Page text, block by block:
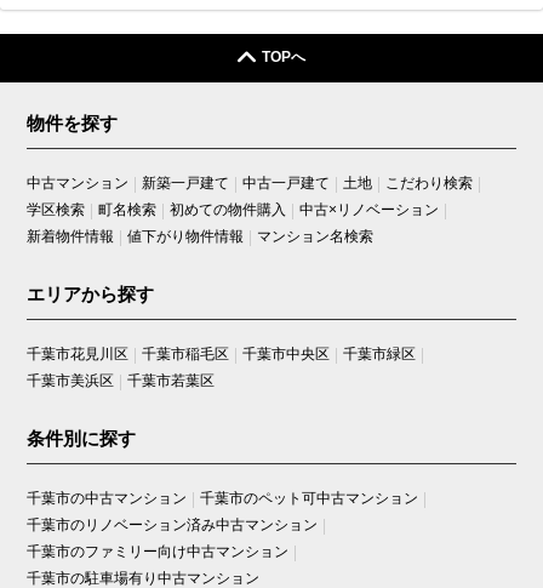
TOPへ
物件を探す
中古マンション 新築一戸建て 中古一戸建て 土地
こだわり検索
学区検索
町名検索 初めての物件購入
中古×リノベーション
新着物件情報
値下がり物件情報 マンション名検索
エリアから探す
千葉市花見川区 千葉市稲毛区 千葉市中央区
千葉市緑区
千葉市美浜区
千葉市若葉区
条件別に探す
千葉市の中古マンション
千葉市のペット可中古マンション
千葉市のリノベーション済み中古マンション
千葉市のファミリー向け中古マンション
千葉市の駐車場有り中古マンション